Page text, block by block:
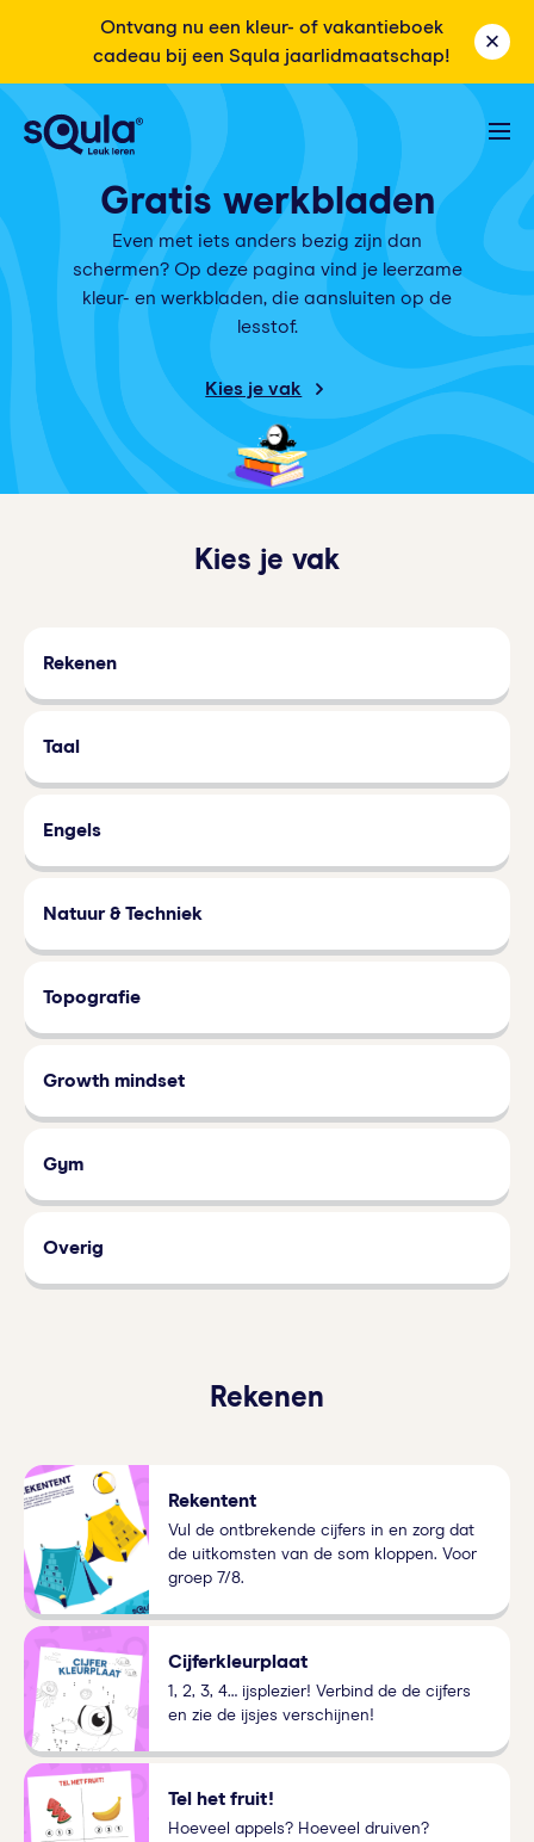
Ontvang nu een kleur- of vakantieboek
cadeau bij een Squla jaarlidmaatschap!
Gratis werkbladen
Even met iets anders bezig zijn dan
schermen? Op deze pagina vind je leerzame
kleur- en werkbladen, die aansluiten op de
lesstof.
Kies je vak
Kies je vak
Rekenen
Taal
Engels
Natuur & Techniek
Topografie
Growth mindset
Gym
Overig
Rekenen
Rekentent
Vul de ontbrekende cijfers in en zorg dat
de uitkomsten van de som kloppen. Voor
groep 7/8.
Cijferkleurplaat
1, 2, 3, 4… ijsplezier! Verbind de de cijfers
en zie de ijsjes verschijnen!
Tel het fruit!
Hoeveel appels? Hoeveel druiven?